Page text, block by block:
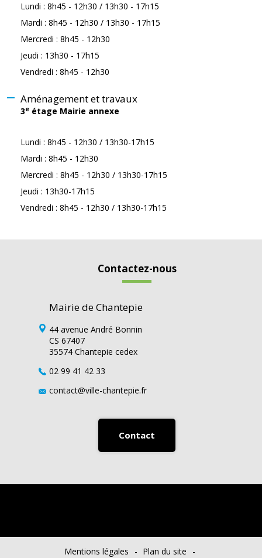
Lundi : 8h45 - 12h30 / 13h30 - 17h15
Mardi : 8h45 - 12h30 / 13h30 - 17h15
Mercredi : 8h45 - 12h30
Jeudi : 13h30 - 17h15
Vendredi : 8h45 - 12h30
Aménagement et travaux
3e étage Mairie annexe
Lundi : 8h45 - 12h30 / 13h30-17h15
Mardi : 8h45 - 12h30
Mercredi : 8h45 - 12h30 / 13h30-17h15
Jeudi : 13h30-17h15
Vendredi : 8h45 - 12h30 / 13h30-17h15
Contactez-nous
Mairie de Chantepie
44 avenue André Bonnin
CS 67407
35574 Chantepie cedex
02 99 41 42 33
contact@ville-chantepie.fr
Contact
Mentions légales
Plan du site